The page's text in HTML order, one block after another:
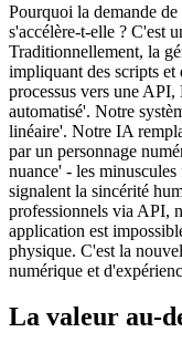
Pourquoi la demande
s'accélère-t-elle ? C'est
Traditionnellement, la
impliquant des scripts et
processus vers une
automatisé'. Notre
linéaire'. Notre IA
par un personnage
nuance' - les
signalent la sincérité
professionnels via API,
application est
physique. C'est la
numérique et
La valeur au-